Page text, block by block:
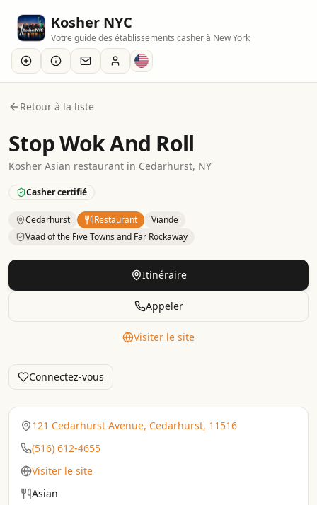
Kosher NYC
Votre guide des établissements casher à New York
Retour à la liste
Stop Wok And Roll
Kosher Asian restaurant in Cedarhurst, NY
Casher certifié
Cedarhurst Restaurant
Viande
Vaad of the Five Towns and Far Rockaway
Kosher Category: Meat.
Itinéraire
Appeler
Visiter le site
Connectez-vous
121 Cedarhurst Avenue, Cedarhurst, 11516
(516) 612-4655
Visiter le site
Asian